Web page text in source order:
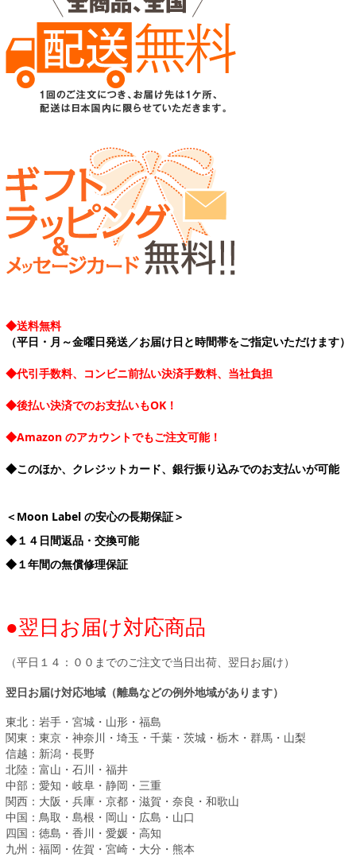
◆送料無料
（平日・月～金曜日発送／お届け日と時間帯をご指定いただけます）
◆代引手数料、コンビニ前払い決済手数料、当社負担
◆後払い決済でのお支払いもOK！
◆Amazon のアカウントでもご注文可能！
◆このほか、クレジットカード、銀行振り込みでのお支払いが可能
＜Moon Label の安心の長期保証＞
◆１４日間返品・交換可能
◆１年間の無償修理保証
●翌日お届け対応商品
（平日１４：００までのご注文で当日出荷、翌日お届け）
翌日お届け対応地域（離島などの例外地域があります）
東北：岩手・宮城・山形・福島
関東：東京・神奈川・埼玉・千葉・茨城・栃木・群馬・山梨
信越：新潟・長野
北陸：富山・石川・福井
中部：愛知・岐阜・静岡・三重
関西：大阪・兵庫・京都・滋賀・奈良・和歌山
中国：鳥取・島根・岡山・広島・山口
四国：徳島・香川・愛媛・高知
九州：福岡・佐賀・宮崎・大分・熊本